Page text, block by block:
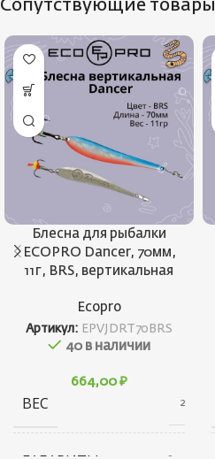
Сопутствующие товары
Блесна для рыбалки
ECOPRO Dancer, 70мм,
11г, BRS, вертикальная
Ecopro
Артикул: EPVJDRT70BRS
40 в наличии
664,00 ₽
ВЕС 21 г